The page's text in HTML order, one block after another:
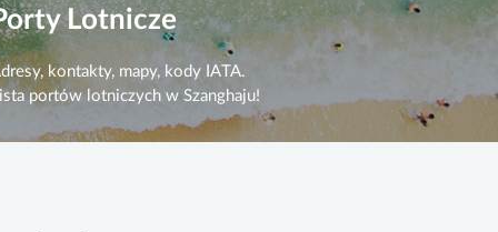
Lotnicze
kontakty, mapy, kody IATA.
portów lotniczych w Szanghaju!